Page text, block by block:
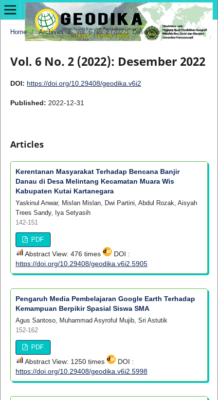
Home / Archives / Vol. 6 No. 2 (2022): Desember 2022
Vol. 6 No. 2 (2022): Desember 2022
DOI: https://doi.org/10.29408/geodika.v6i2
Published: 2022-12-31
Articles
Kerentanan Masyarakat Terhadap Bencana Banjir
Danau di Desa Melintang Kecamatan Muara Wis
Kabupaten Kutai Kartanegara
Yaskinul Anwar, Mislan Mislan, Dwi Partini, Abdul Rozak, Aisyah
Trees Sandy, Iya Setyasih
142-151
PDF
Abstract View: 476 times
DOI :
https://doi.org/10.29408/geodika.v6i2.5905
Pengaruh Media Pembelajaran Google Earth Terhadap
Kemampuan Berpikir Spasial Siswa SMA
Agus Santoso, Muhammad Asyroful Mujib, Sri Astutik
152-162
PDF
Abstract View: 1250 times
DOI :
https://doi.org/10.29408/geodika.v6i2.5998